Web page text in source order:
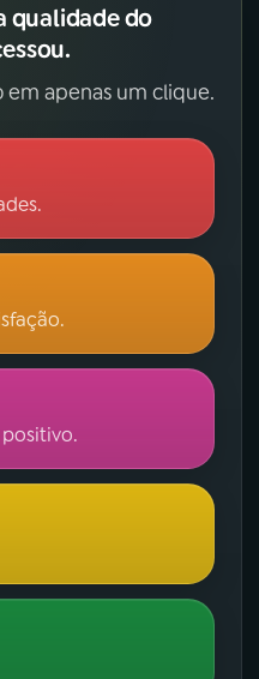
qualidade do
em apenas um clique.